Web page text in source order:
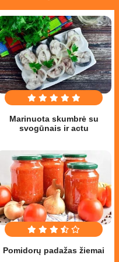
Marinuota skumbrė su
svogūnais ir actu
Pomidorų padažas žiemai